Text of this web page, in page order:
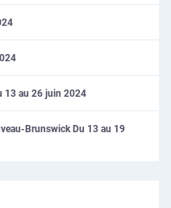
13 au 26 juin 2024
Brunswick Du 13 au 19